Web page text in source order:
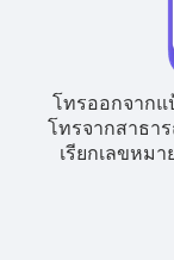
โทรออกจากแ
โทรจากสาธา
เรียกเลขหม